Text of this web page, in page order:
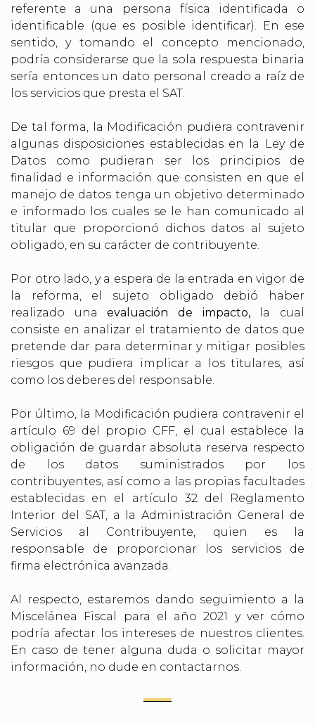
referente a una persona física identificada o
identificable (que es posible identificar). En ese
sentido, y tomando el concepto mencionado,
podría considerarse que la sola respuesta binaria
sería entonces un dato personal creado a raíz de
los servicios que presta el SAT.
De tal forma, la Modificación pudiera contravenir
algunas disposiciones establecidas en la Ley de
Datos como pudieran ser los principios de
finalidad e información que consisten en que el
manejo de datos tenga un objetivo determinado
e informado los cuales se le han comunicado al
titular que proporcionó dichos datos al sujeto
obligado, en su carácter de contribuyente.
Por otro lado, y a espera de la entrada en vigor de
la reforma, el sujeto obligado debió haber
realizado unaevaluación de impacto,
la cual
consiste en analizar el tratamiento de datos que
pretende dar para determinar y mitigar posibles
riesgos que pudiera implicar a los titulares, así
como los deberes del responsable.
Por último, la Modificación pudiera contravenir el
artículo 69 del propio CFF, el cual establece la
obligación de guardar absoluta reserva respecto
de los datos suministrados por los
contribuyentes, así como a las propias facultades
establecidas en el artículo 32 del Reglamento
Interior del SAT, a la Administración General de
Servicios al Contribuyente, quien es la
responsable de proporcionar los servicios de
firma electrónica avanzada.
Al respecto, estaremos dando seguimiento a la
Miscelánea Fiscal para el año 2021 y ver cómo
podría afectar los intereses de nuestros clientes.
En caso de tener alguna duda o solicitar mayor
información, no dude en contactarnos.